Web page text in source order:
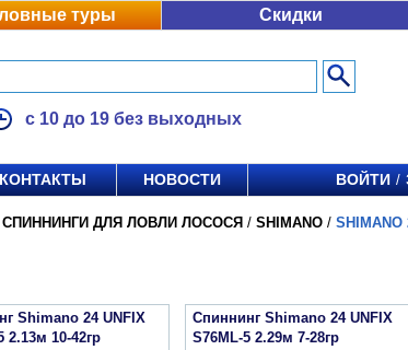
туры Скидки
с 10 до 19 без выходных
КОНТАКТЫ НОВОСТИ ВОЙТИ /
СПИННИНГИ ДЛЯ ЛОВЛИ ЛОСОСЯ / SHIMANO / SHIMANO
Shimano 24 UNFIX
2.13м 10-42гр
Спиннинг Shimano 24 UNFIX
S76ML-5 2.29м 7-28гр